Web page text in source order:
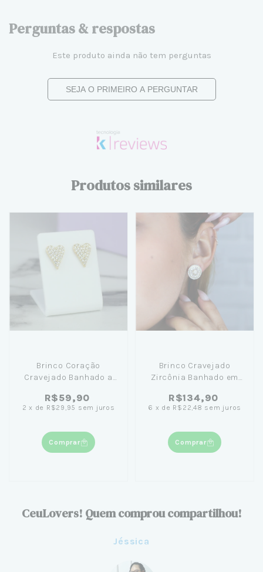
Perguntas & respostas
Este produto ainda não tem perguntas
SEJA O PRIMEIRO A PERGUNTAR
Produtos similares
Brinco Coração
Cravejado Banhado a
R$59,90
2 x de R$29,95 sem juros
Comprar
Brinco Cravejado
Zircônia Banhado em
R$134,90
6 x de R$22,48 sem juros
Comprar
CeuLovers! Quem comprou compartilhou!
Aline